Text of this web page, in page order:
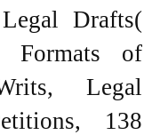
Drafts(
Formats of
Legal
138